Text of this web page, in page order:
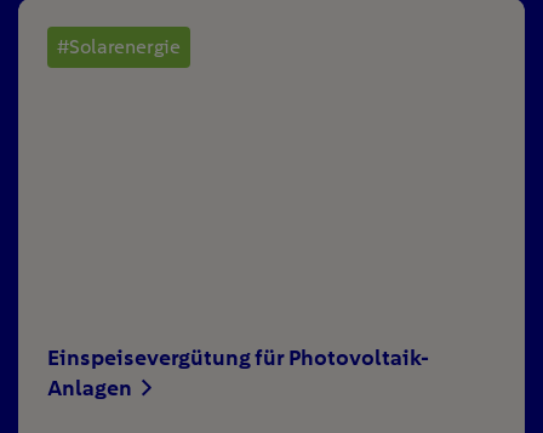
#Solarenergie
Einspeisevergütung für Photovoltaik-
Anlagen